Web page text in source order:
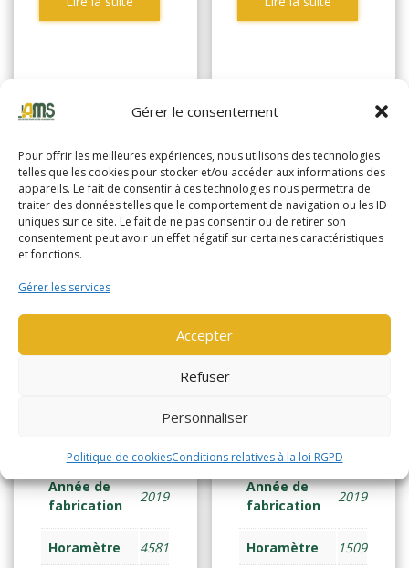
Gérer le consentement
Pour offrir les meilleures expériences, nous utilisons des technologies
telles que les cookies pour stocker et/ou accéder aux informations des
appareils. Le fait de consentir à ces technologies nous permettra de
traiter des données telles que le comportement de navigation ou les ID
uniques sur ce site. Le fait de ne pas consentir ou de retirer son
consentement peut avoir un effet négatif sur certaines caractéristiques
et fonctions.
Gérer les services
Accepter
Refuser
Personnaliser
Politique de cookiesConditions relatives à la loi RGPD
YALE MP18
Année de
fabrication
2019
Horamètre 4581
YALE MP18
TRANSPAL ELEC
Année de
fabrication
2019
Horamètre 1509